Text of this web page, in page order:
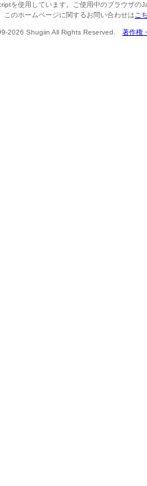
を使用しています。ご使用中のブラウザの
このホームページに関するお問い合わせは こ
2026 Shugiin All Rights Reserved. 著作権